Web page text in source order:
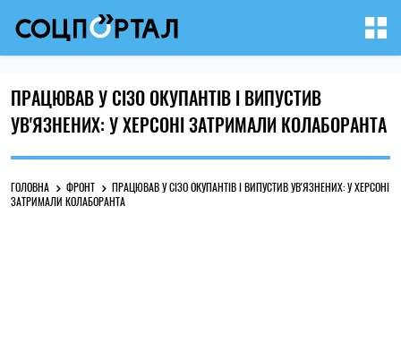
ПРАЦЮВАВ У СІЗО ОКУПАНТІВ І ВИПУСТИВ
УВ'ЯЗНЕНИХ: У ХЕРСОНІ ЗАТРИМАЛИ КОЛАБОРАНТА
ГОЛОВНА ФРОНТ
ПРАЦЮВАВ У СІЗО ОКУПАНТІВ І ВИПУСТИВ УВ'ЯЗНЕНИХ: У ХЕРСОНІ
ЗАТРИМАЛИ КОЛАБОРАНТА